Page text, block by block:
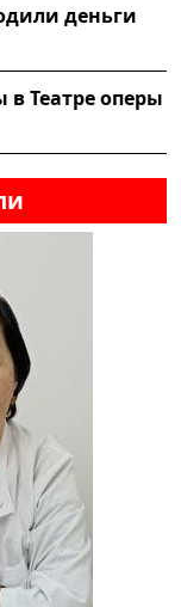
деньги
Театре оперы